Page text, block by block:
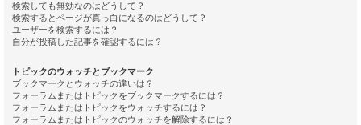
検索しても無効なのはどうして？
検索するとページが真っ白になるのはどうして？
ユーザーを検索するには？
自分が投稿した記事を確認するには？
トピックのウォッチとブックマーク
ブックマークとウォッチの違いは？
フォーラムまたはトピックをブックマークするには？
フォーラムまたはトピックをウォッチするには？
フォーラムまたはトピックのウォッチを解除するには？